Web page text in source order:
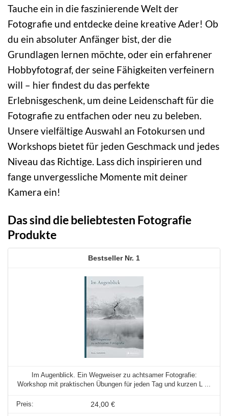
Tauche ein in die faszinierende Welt der
Fotografie und entdecke deine kreative Ader! Ob
du ein absoluter Anfänger bist, der die
Grundlagen lernen möchte, oder ein erfahrener
Hobbyfotograf, der seine Fähigkeiten verfeinern
will – hier findest du das perfekte
Erlebnisgeschenk, um deine Leidenschaft für die
Fotografie zu entfachen oder neu zu beleben.
Unsere vielfältige Auswahl an Fotokursen und
Workshops bietet für jeden Geschmack und jedes
Niveau das Richtige. Lass dich inspirieren und
fange unvergessliche Momente mit deiner
Kamera ein!
Das sind die beliebtesten Fotografie
Produkte
1
Im Augenblick. Ein Wegweiser zu achtsamer Fotografie:
Workshop mit praktischen Übungen für jeden Tag und kurzen L ...
24,00 €